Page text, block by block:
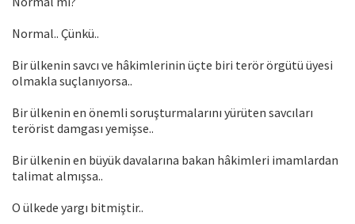
Normal.. Çünkü..
Bir ülkenin savcı ve hâkimlerinin üçte biri terör örgütü üyesi
olmakla suçlanıyorsa..
Bir ülkenin en önemli soruşturmalarını yürüten savcıları
terörist damgası yemişse..
Bir ülkenin en büyük davalarına bakan hâkimleri imamlardan
talimat almışsa..
O ülkede yargı bitmiştir..